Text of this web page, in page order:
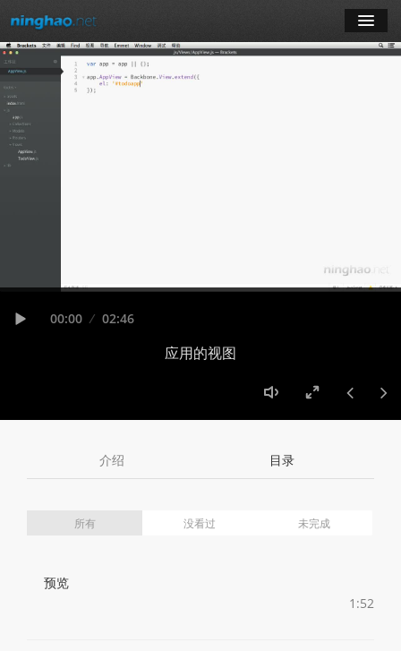
登录
Current
00:00 Duration
02:46
应用的视图
Volume
介绍 目录
所有 没看过 未完成
预览
1:52